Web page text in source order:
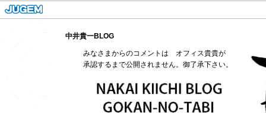
中井貴一BLOG
みなさまからのコメントは オフィス貴貴が
承認するまで公開されません。御了承下さい。